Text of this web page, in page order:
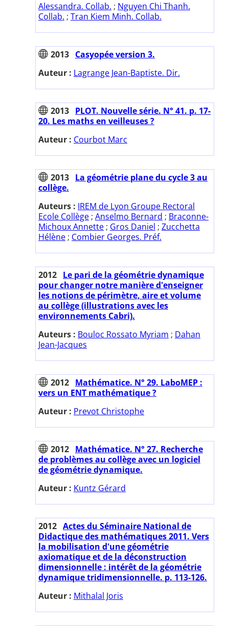
Alessandra. Collab. ; Nguyen Chi Thanh.
Collab. ; Tran Kiem Minh. Collab.
2013 Casyopée version 3.
Auteur : Lagrange Jean-Baptiste. Dir.
2013 PLOT. Nouvelle série. N° 41. p. 17-
20. Les maths en veilleuses ?
Auteur : Courbot Marc
2013 La géométrie plane du cycle 3 au
collège.
Auteurs : IREM de Lyon Groupe Rectoral
Ecole Collège ; Anselmo Bernard ; Braconne-
Michoux Annette ; Gros Daniel ; Zucchetta
Hélène ; Combier Georges. Préf.
2012 Le pari de la géométrie dynamique
pour changer notre manière d'enseigner
les notions de périmètre, aire et volume
au collège (illustrations avec les
environnements Cabri).
Auteurs : Bouloc Rossato Myriam ; Dahan
Jean-Jacques
2012 Mathématice. N° 29. LaboMEP :
vers un ENT mathématique ?
Auteur : Prevot Christophe
2012 Mathématice. N° 27. Recherche
de problèmes au collège avec un logiciel
de géométrie dynamique.
Auteur : Kuntz Gérard
2012 Actes du Séminaire National de
Didactique des mathématiques 2011. Vers
la mobilisation d'une géométrie
axiomatique et de la déconstruction
dimensionnelle : intérêt de la géométrie
dynamique tridimensionnelle. p. 113-126.
Auteur : Mithalal Joris